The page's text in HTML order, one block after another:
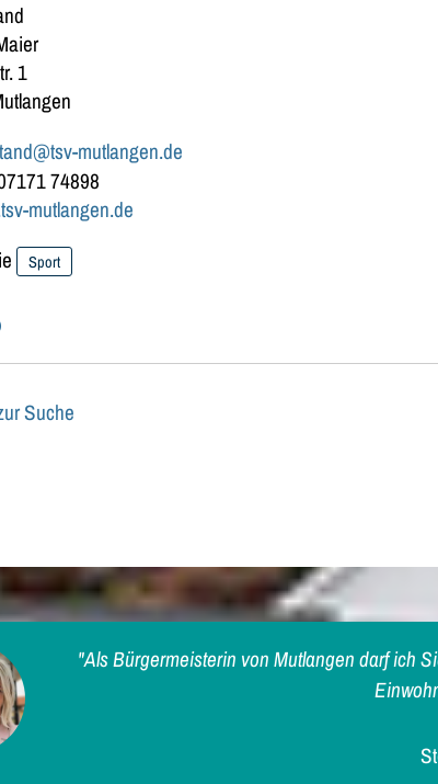
1
mutlangen.de
74898
mutlangen.de
Sport
Suche
"Als Bürgermeisterin von Mutlangen darf ich